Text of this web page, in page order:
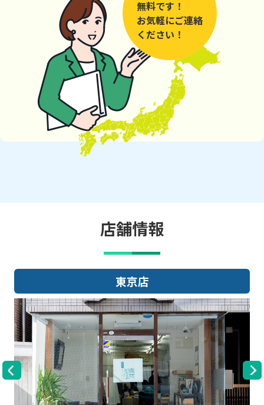
無料です！
お気軽にご連絡
ください！
店舗情報